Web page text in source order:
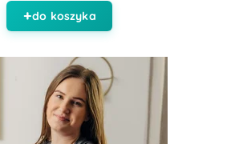
do koszyka